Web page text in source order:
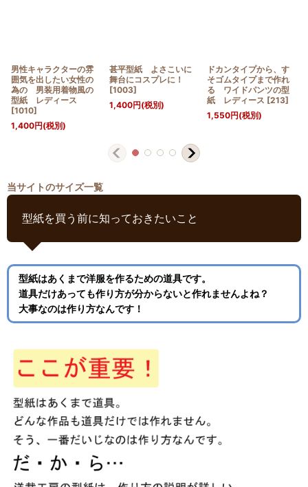
男性キャラクターの雰
囲気を出したい女性の
為の 男装用着物風の
型紙 レディース
[1010]
1,400円(税別)
甚平型紙 よさこいに
舞台にコスプレに！
[1003]
1,400円(税別)
ドカンタイプから、す
そゴムタイプまで作れ
る ワイドパンツの型
紙 レディース [213]
1,550円(税別)
当サイトのサイズ一覧
型紙を買う前に知っておきたいこと
型紙はあくまで洋服を作るための道具です。
道具だけあっても作り方が分からないと作れませんよね？
大事なのは作り方なんです！